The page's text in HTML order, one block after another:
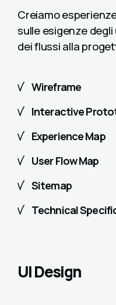
Creiamo
sulle esigenze
dei flussi alla
Wireframe
Interactive
Experience Map
User Flow Map
Sitemap
Technical
UI Design